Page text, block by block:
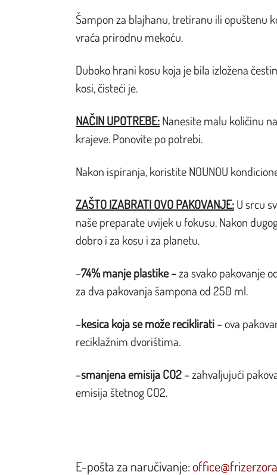
Šampon za blajhanu, tretiranu ili opuštenu
vraća prirodnu mekoću.
Duboko hrani kosu koja je bila izložena
kosi, čisteći je.
NAČIN UPOTREBE:Nanesite malu količinu
krajeve. Ponovite po potrebi.
Nakon ispiranja, koristite NOUNOU
ZAŠTO IZABRATI OVO PAKOVANJE:U srcu
naše preparate uvijek u fokusu. Nakon
dobro i za kosu i za planetu.
–74% manje plastike –za svako pakovanje
za dva pakovanja šampona od 250 ml.
–kesica koja se može reciklirati– ova
reciklažnim dvorištima.
–smanjena emisija CO2– zahvaljujući
emisija štetnog CO2.
E-pošta za naručivanje: